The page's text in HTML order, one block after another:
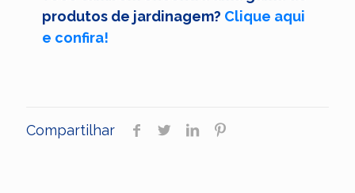
produtos de jardinagem? Clique aqui
e confira!
Compartilhar